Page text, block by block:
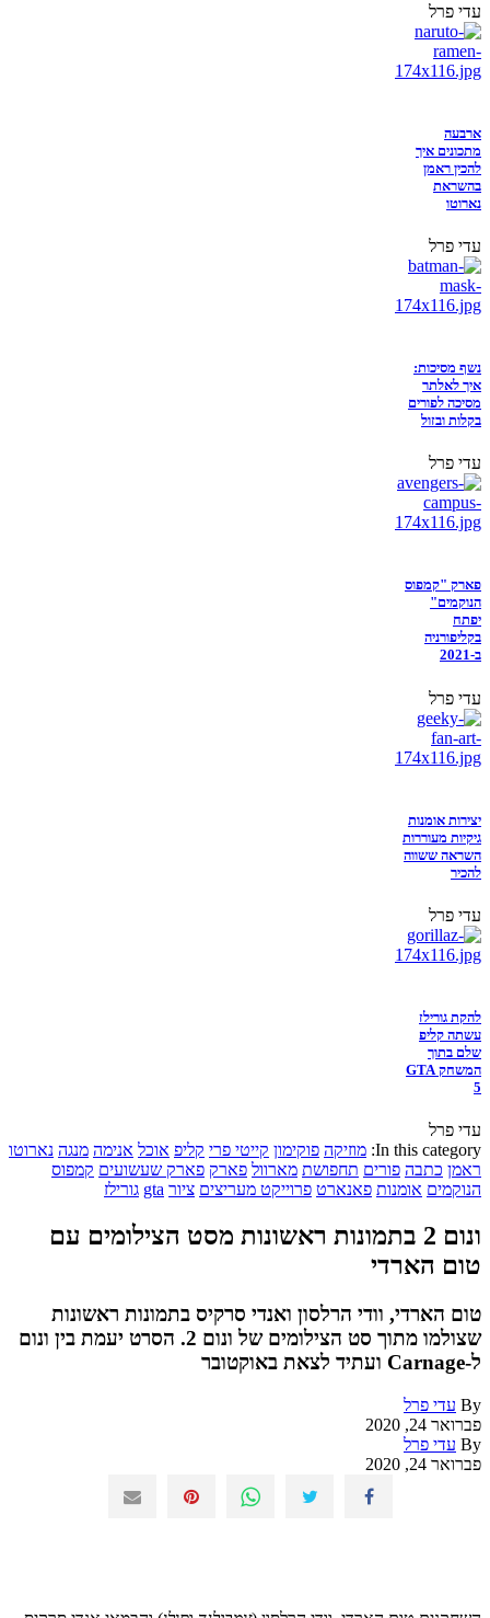
עדי פרל
ארבעה
מתכונים איך
להכין ראמן
בהשראת
נארוטו
עדי פרל
נשף מסיכות:
איך לאלתר
מסיכה לפורים
בקלות ובזול
עדי פרל
פארק "קמפוס
הנוקמים"
יפתח
בקליפורניה
ב-2021
עדי פרל
יצירות אומנות
גיקיות מעוררות
השראה ששווה
להכיר
עדי פרל
להקת גורילז
עשתה קליפ
שלם בתוך
המשחק GTA
5
עדי פרל
In this category: מוזיקה פוקימון קייטי פרי קליפ אוכל אנימה מנגה נארוטו
ראמן כתבה פורים תחפושת מארוול פארק פארק שעשועים קמפוס
הנוקמים אומנות פאנארט פרוייקט מעריצים ציור gta גורילז
ונום 2 בתמונות ראשונות מסט הצילומים עם
טום הארדי
טום הארדי, וודי הרלסון ואנדי סרקיס בתמונות ראשונות
שצולמו מתוך סט הצילומים של ונום 2. הסרט יעמת בין ונום
ל-Carnage ועתיד לצאת באוקטובר
By עדי פרל
פברואר 24, 2020
By עדי פרל
פברואר 24, 2020